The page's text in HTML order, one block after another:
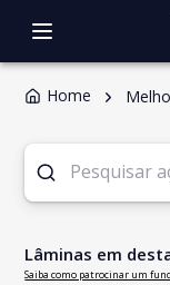
Home
Lâminas em
Saiba como patrocinar um